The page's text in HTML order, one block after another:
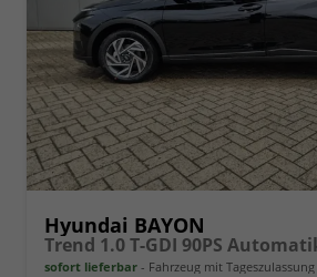
Hyundai BAYON
sofort lieferbar Fahrzeug mit Tageszulassung